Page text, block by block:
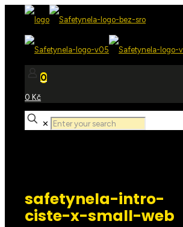
0
0 Kč
✕
safetynela-intro-
ciste-x-small-web